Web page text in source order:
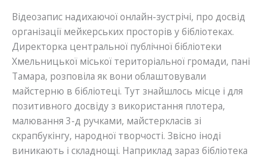
Відеозапис надихаючої онлайн-зустрічі, про досвід
організації мейкерських просторів у бібліотеках.
Директорка центральної публічної бібліотеки
Хмельницької міської територіальної громади, пані
Тамара, розповіла як вони облаштовували
майстерню в бібліотеці. Тут знайшлось місце і для
позитивного досвіду з використання плотера,
малювання 3-д ручками, майстеркласів зі
скрапбукінгу, народної творчості. Звісно іноді
виникають і складнощі. Наприклад зараз бібліотека